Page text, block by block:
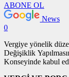
ABONE OL
News
0
Vergiye yönelik
Değişiklik
Konseyinde kabul